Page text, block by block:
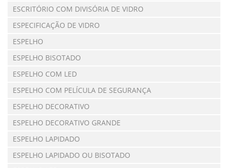
ESCRITÓRIO COM DIVISÓRIA DE VIDRO
ESPECIFICAÇÃO DE VIDRO
ESPELHO
ESPELHO BISOTADO
ESPELHO COM LED
ESPELHO COM PELÍCULA DE SEGURANÇA
ESPELHO DECORATIVO
ESPELHO DECORATIVO GRANDE
ESPELHO LAPIDADO
ESPELHO LAPIDADO OU BISOTADO